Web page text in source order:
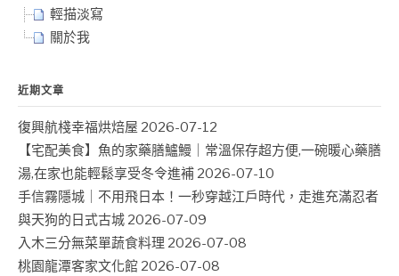
輕描淡寫
關於我
近期文章
復興航棧幸福烘焙屋 2026-07-12
【宅配美食】魚的家藥膳鱸鰻｜常溫保存超方便,一碗暖心藥膳
湯,在家也能輕鬆享受冬令進補 2026-07-10
手信霧隱城｜不用飛日本！一秒穿越江戶時代，走進充滿忍者
與天狗的日式古城 2026-07-09
入木三分無菜單蔬食料理 2026-07-08
桃園龍潭客家文化館 2026-07-08